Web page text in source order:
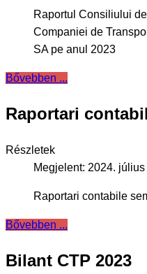
Raportul Consiliului
Companiei de
SA pe anul 2023
Bővebben ...
Raportari
Részletek
Megjelent: 2024. július
Raportari contabile
Bővebben ...
Bilant CTP 2023